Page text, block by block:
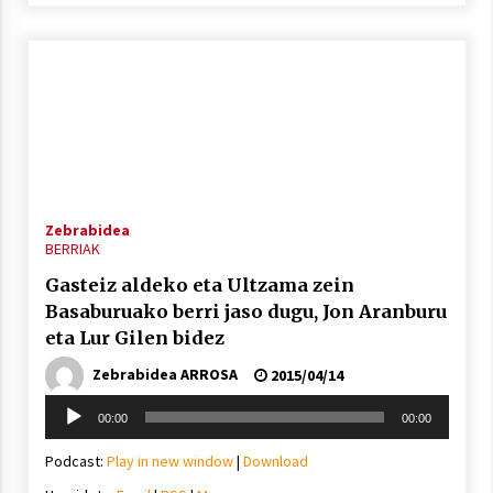
Zebrabidea
BERRIAK
Gasteiz aldeko eta Ultzama zein
Basaburuako berri jaso dugu, Jon Aranburu
eta Lur Gilen bidez
Zebrabidea ARROSA
2015/04/14
Soinu
erreproduzigailua
00:00 00:00
Podcast: Play in new window| Download